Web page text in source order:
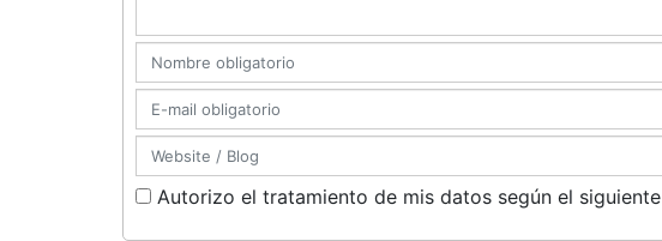
Autorizo el tratamiento de mis datos según el siguiente